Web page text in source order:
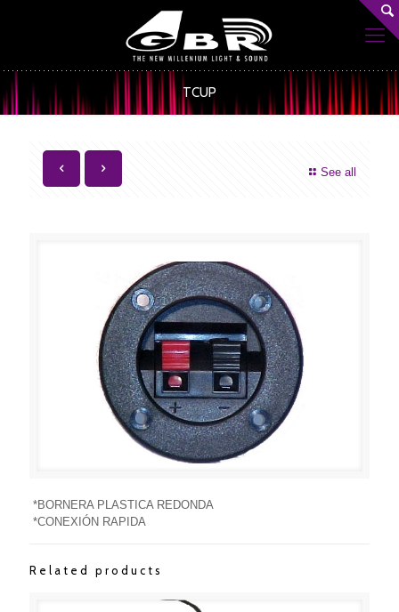
TCUP
See all
*BORNERA PLASTICA REDONDA
*CONEXIÓN RAPIDA
Related products